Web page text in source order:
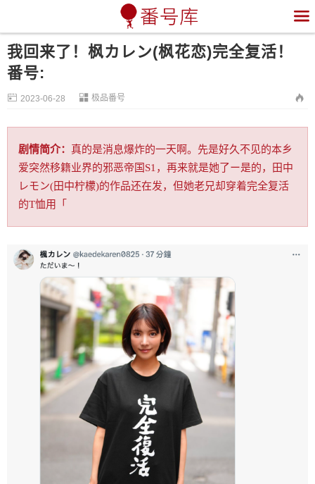

我回来了！枫カレン(枫花恋)完全复活！
番号:
 2023-06-28  极品番号 
剧情简介： 真的是消息爆炸的一天啊。先是好久不见的本乡
爱突然移籍业界的邪恶帝国S1，再来就是她了ー是的，田中
レモン(田中柠檬)的作品还在发，但她老兄却穿着完全复活
的T恤用「